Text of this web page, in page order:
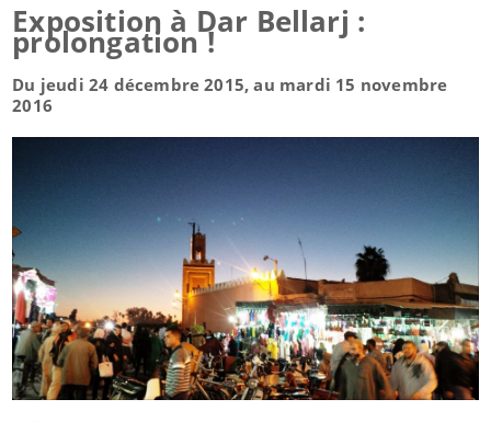
Exposition à Dar Bellarj :
prolongation !
Du jeudi 24 décembre 2015, au mardi 15 novembre
2016